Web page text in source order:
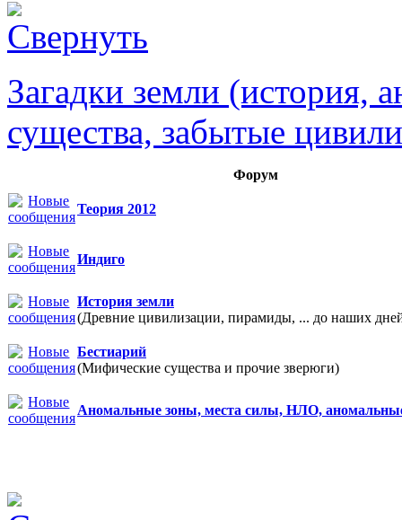
Загадки земли (история,
существа, забытые
Форум
Теория 2012
Индиго
История земли
(Древние цивилизации, пирамиды, ... до наших
Бестиарий
(Мифические существа и прочие зверюги)
Аномальные зоны, места силы, НЛО,